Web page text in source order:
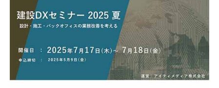
セミナー情報/ブログ
販売パートナー募集